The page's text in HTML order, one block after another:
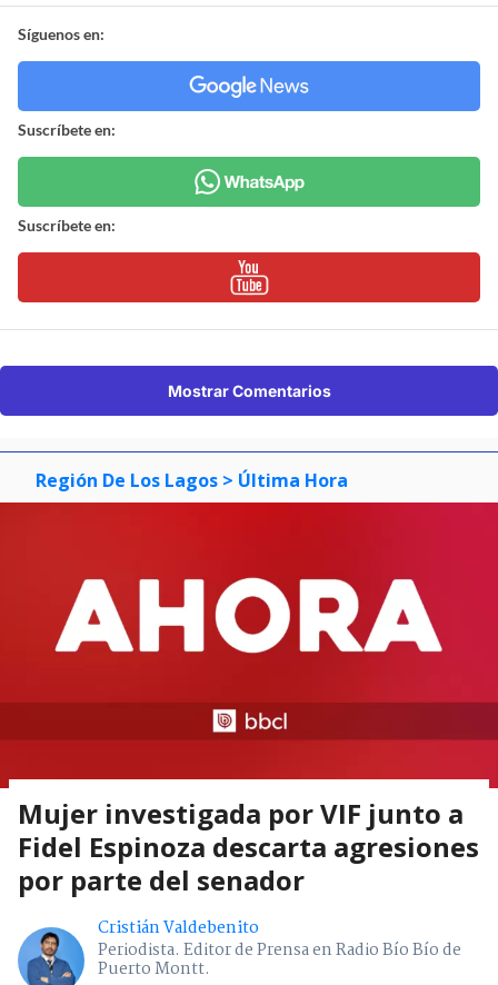
Síguenos en:
Suscríbete en:
Suscríbete en:
Mostrar Comentarios
Región De Los Lagos > Última Hora
Mujer investigada por VIF junto a
Fidel Espinoza descarta agresiones
por parte del senador
Cristián Valdebenito
Periodista. Editor de Prensa en Radio Bío Bío de
Puerto Montt.